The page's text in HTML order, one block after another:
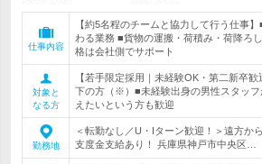
仕事内容
【約5名程のチームと協力して行う仕事
わる業務 ■貨物の運搬・荷積み・荷降ろ
格は会社側でサポート
対象と
なる方
【若手限定採用｜未経験OK・第二新卒
下の方（※）■未経験出身の男性スタッ
えたいという方も歓迎
勤務地
＜転勤なし／U・Iターン歓迎！＞遠方か
支度金支給あり！ 兵庫県神戸市中央区…